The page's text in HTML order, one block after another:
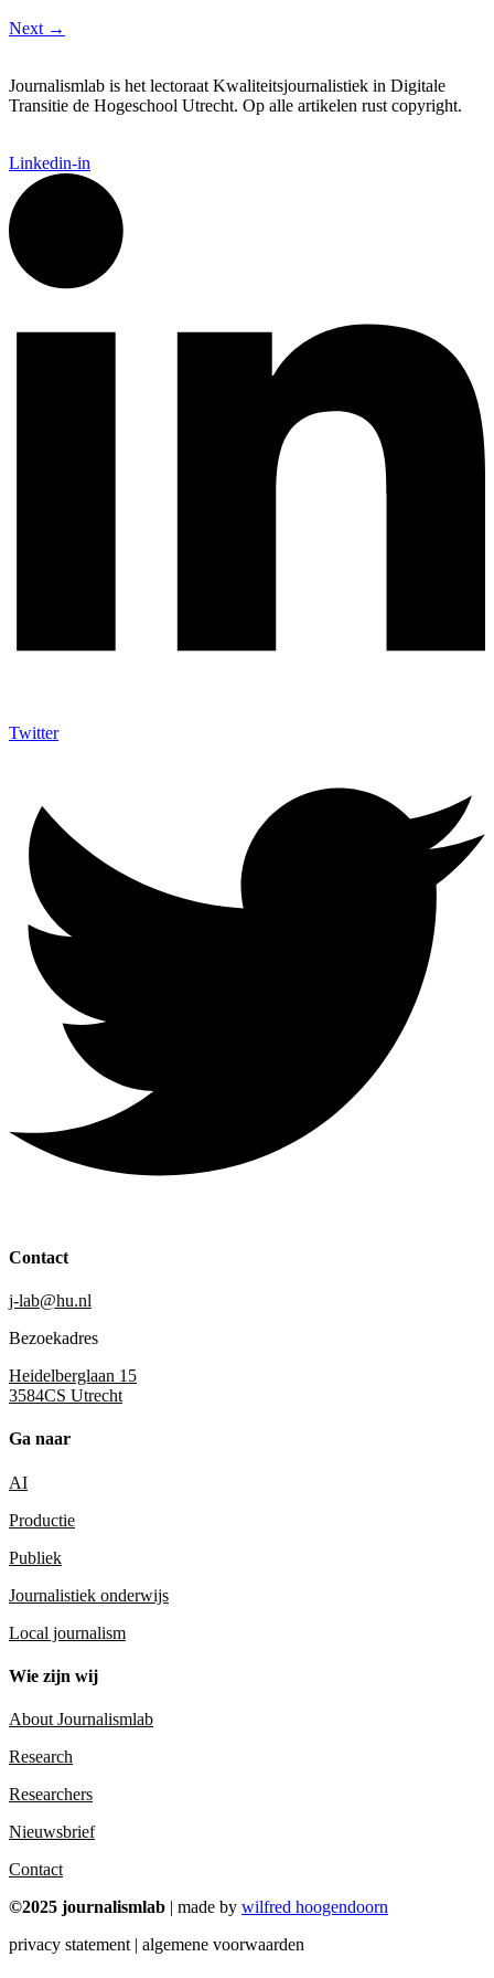
Next →
Journalismlab is het lectoraat Kwaliteitsjournalistiek in Digitale
Transitie de Hogeschool Utrecht. Op alle artikelen rust copyright.
Linkedin-in
Twitter
Contact
j-lab@hu.nl
Bezoekadres
Heidelberglaan 15
3584CS Utrecht
Ga naar
AI
Productie
Publiek
Journalistiek onderwijs
Local journalism
Wie zijn wij
About Journalismlab
Research
Researchers
Nieuwsbrief
Contact
©2025 journalismlab | made by wilfred hoogendoorn
privacy statement | algemene voorwaarden